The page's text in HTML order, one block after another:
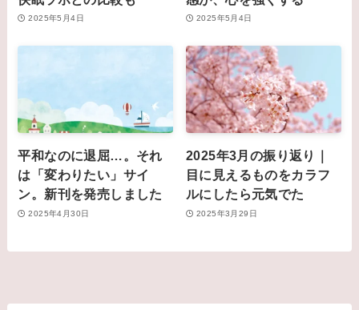
2025年5月4日 2025年5月4日
平和なのに退屈…。それ
は「変わりたい」サイ
ン。新刊を発売しました
2025年4月30日
2025年3月の振り返り｜
目に見えるものをカラフ
ルにしたら元気でた
2025年3月29日